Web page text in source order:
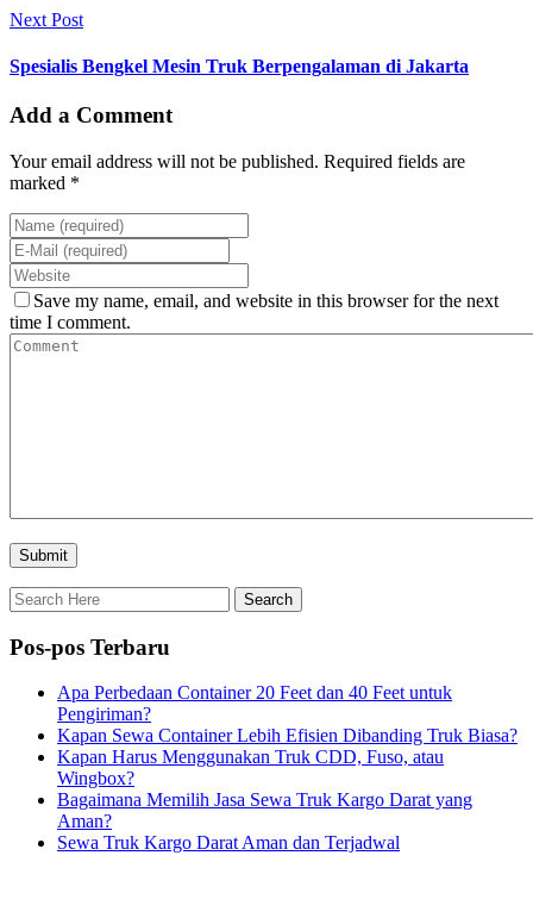
Next Post
Spesialis Bengkel Mesin Truk Berpengalaman di Jakarta
Add a Comment
Your email address will not be published. Required fields are
marked *
Save my name, email, and website in this browser for the next
time I comment.
Pos-pos Terbaru
Apa Perbedaan Container 20 Feet dan 40 Feet untuk
Pengiriman?
Kapan Sewa Container Lebih Efisien Dibanding Truk Biasa?
Kapan Harus Menggunakan Truk CDD, Fuso, atau
Wingbox?
Bagaimana Memilih Jasa Sewa Truk Kargo Darat yang
Aman?
Sewa Truk Kargo Darat Aman dan Terjadwal